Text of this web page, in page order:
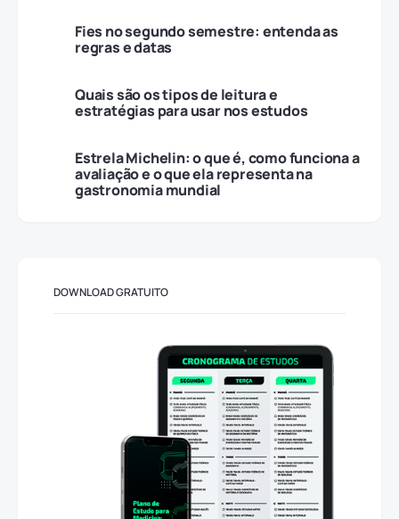
Fies no segundo semestre: entenda as
regras e datas
Quais são os tipos de leitura e
estratégias para usar nos estudos
Estrela Michelin: o que é, como funciona a
avaliação e o que ela representa na
gastronomia mundial
DOWNLOAD GRATUITO